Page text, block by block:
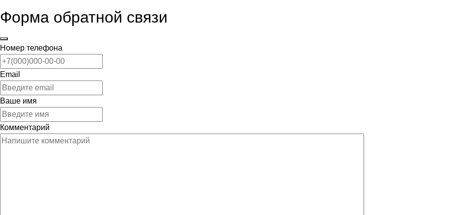
Форма обратной связи
Номер телефона
Email
Ваше имя
Комментарий